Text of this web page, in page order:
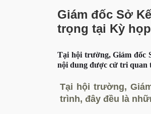
Giám đốc Sở
trọng tại Kỳ họp
Tại hội trường, Giám đốc
nội dung được cử tri quan
Tại hội trường,
trình, đây đều là